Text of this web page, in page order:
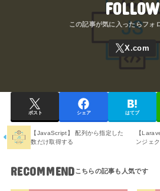
FOLLOW
ポスト シェア はてブ
【JavaScript】 配列から指定した
数だけ取得する
【
ンジェ
RECOMMEND